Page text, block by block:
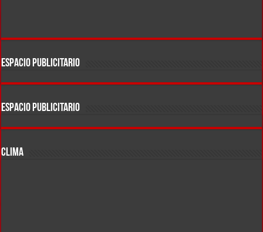
ESPACIO PUBLICITARIO
ESPACIO PUBLICITARIO
CLIMA